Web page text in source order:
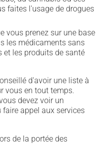
faites l'usage de drogues
vous prenez sur une base
les médicaments sans
et les produits de santé
d'avoir une liste à
vous en tout temps.
devez voir un
appel aux services
de la portée des